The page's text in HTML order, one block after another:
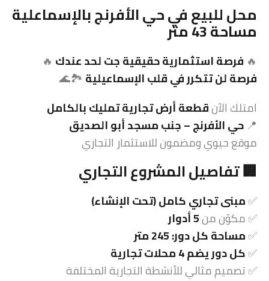
محل للبيع في حي الأفرنج بالإسماعلية
مساحة 43 متر
🔥 فرصة استثمارية حقيقية جت لحد عندك 🔥
فرصة لن تتكرر في قلب الإسماعيلية 🏞️🌊
امتلك الآنقطعة أرض تجارية تمليك بالكامل
📍 حي الأفرنج – جنب مسجد أبو الصديق
موقع حيوي ومضمون للاستثمار التجاري
🏢 تفاصيل المشروع التجاري
✅مبنى تجاري كامل (تحت الإنشاء)
✅ مكوّن من5 أدوار
✅مساحة كل دور: 245 متر
✅كل دور يضم 4 محلات تجارية
✅ تصميم مثالي للأنشطة التجارية المختلفة